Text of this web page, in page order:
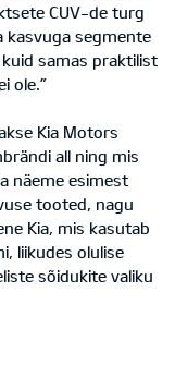
CUV-de turg
kasvuga segmente
samas praktilist
ole.”
Kia Motors
all ning mis
näeme esimest
tooted, nagu
Kia, mis kasutab
liikudes olulise
sõidukite valiku